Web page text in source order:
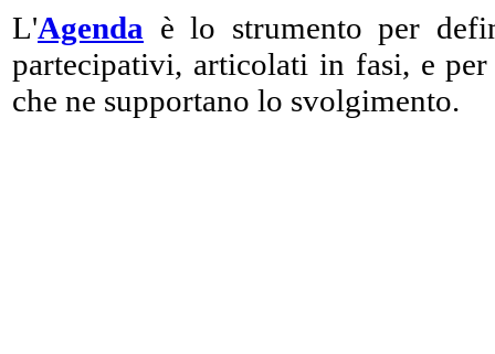
L'Agenda è lo strumento per
partecipativi, articolati in fasi, e
che ne supportano lo svolgimento.